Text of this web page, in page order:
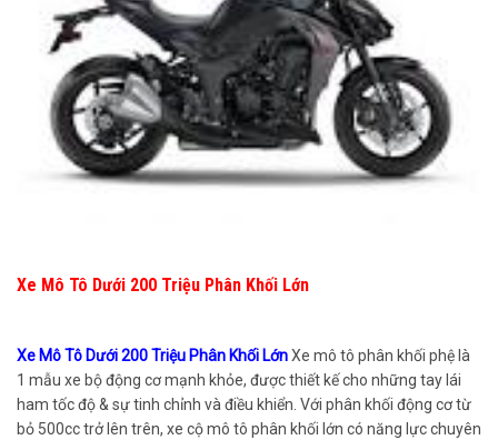
Xe Mô Tô Dưới 200 Triệu Phân Khối Lớn
Xe Mô Tô Dưới 200 Triệu Phân Khối LớnXe mô tô phân khối phệ là
1 mẫu xe bộ động cơ mạnh khỏe, được thiết kế cho những tay lái
ham tốc độ & sự tinh chỉnh và điều khiển. Với phân khối động cơ từ
bỏ 500cc trở lên trên, xe cộ mô tô phân khối lớn có năng lực chuyên